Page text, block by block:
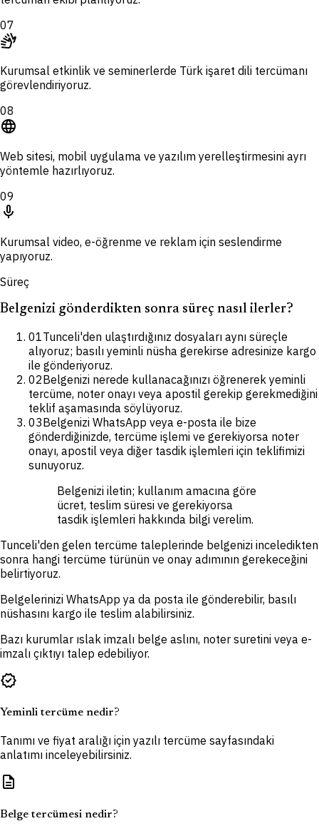
07
sign_language
Kurumsal etkinlik ve seminerlerde Türk işaret dili tercümanı
görevlendiriyoruz.
08
language
Web sitesi, mobil uygulama ve yazılım yerelleştirmesini ayrı
yöntemle hazırlıyoruz.
09
mic
Kurumsal video, e-öğrenme ve reklam için seslendirme
yapıyoruz.
Süreç
Belgenizi gönderdikten sonra süreç nasıl ilerler?
01Tunceli'den ulaştırdığınız dosyaları aynı süreçle
alıyoruz; basılı yeminli nüsha gerekirse adresinize kargo
ile gönderiyoruz.
02Belgenizi nerede kullanacağınızı öğrenerek yeminli
tercüme, noter onayı veya apostil gerekip gerekmediğini
teklif aşamasında söylüyoruz.
03Belgenizi WhatsApp veya e-posta ile bize
gönderdiğinizde, tercüme işlemi ve gerekiyorsa noter
onayı, apostil veya diğer tasdik işlemleri için teklifimizi
sunuyoruz.
Belgenizi iletin; kullanım amacına göre
ücret, teslim süresi ve gerekiyorsa
tasdik işlemleri hakkında bilgi verelim.
Tunceli'den gelen tercüme taleplerinde belgenizi inceledikten
sonra hangi tercüme türünün ve onay adımının gerekeceğini
belirtiyoruz.
Belgelerinizi WhatsApp ya da posta ile gönderebilir, basılı
nüshasını kargo ile teslim alabilirsiniz.
Bazı kurumlar ıslak imzalı belge aslını, noter suretini veya e-
imzalı çıktıyı talep edebiliyor.
verified
Yeminli tercüme nedir?
Tanımı ve fiyat aralığı için yazılı tercüme sayfasındaki
anlatımı inceleyebilirsiniz.
description
Belge tercümesi nedir?